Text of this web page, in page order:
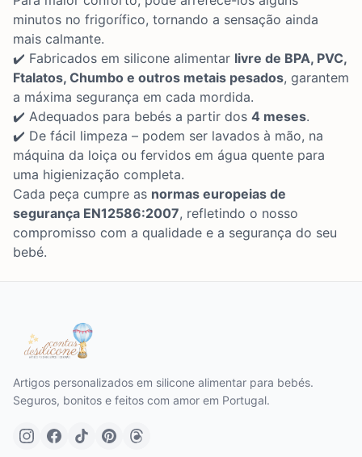
minutos no frigorífico, tornando a sensação ainda
mais calmante.
✔️ Fabricados em silicone alimentar livre de BPA, PVC,
Ftalatos, Chumbo e outros metais pesados, garantem
a máxima segurança em cada mordida.
✔️ Adequados para bebés a partir dos 4 meses.
✔️ De fácil limpeza – podem ser lavados à mão, na
máquina da loiça ou fervidos em água quente para
uma higienização completa.
Cada peça cumpre as normas europeias de
segurança EN12586:2007, refletindo o nosso
compromisso com a qualidade e a segurança do seu
bebé.
Artigos personalizados em silicone alimentar para bebés.
Seguros, bonitos e feitos com amor em Portugal.